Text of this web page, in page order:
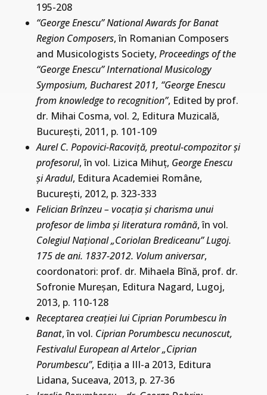
195-208
“George Enescu” National Awards for Banat
Region Composers, în Romanian Composers
and Musicologists Society, Proceedings of the
“George Enescu” International Musicology
Symposium, Bucharest 2011, “George Enescu
from knowledge to recognition”, Edited by prof.
dr. Mihai Cosma, vol. 2, Editura Muzicală,
Bucureşti, 2011, p. 101-109
Aurel C. Popovici-Racoviţă, preotul-compozitor şi
profesorul, în vol. Lizica Mihuţ, George Enescu
şi Aradul, Editura Academiei Române,
Bucureşti, 2012, p. 323-333
Felician Brînzeu – vocaţia şi charisma unui
profesor de limba şi literatura română, în vol.
Colegiul Naţional „Coriolan Brediceanu” Lugoj.
175 de ani. 1837-2012. Volum aniversar,
coordonatori: prof. dr. Mihaela Bînă, prof. dr.
Sofronie Mureşan, Editura Nagard, Lugoj,
2013, p. 110-128
Receptarea creaţiei lui Ciprian Porumbescu în
Banat, în vol. Ciprian Porumbescu necunoscut,
Festivalul European al Artelor „Ciprian
Porumbescu”, Ediţia a III-a 2013, Editura
Lidana, Suceava, 2013, p. 27-36